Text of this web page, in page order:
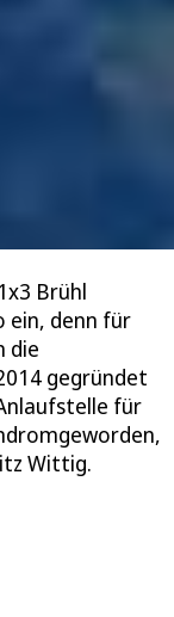
Brühl
ein, denn für
die
gegründet
für
Wittig.